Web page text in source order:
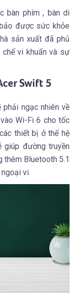
bàn phím , bàn di
được sức khỏe
sản xuất đã phủ
vi khuẩn và sự
Swift 5
ngạc nhiên về
Wi-Fi 6 cho tốc
thiết bị ở thế hệ
đường truyền
thêm Bluetooth 5.1
vi.